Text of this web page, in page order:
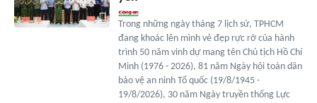
Trong những ngày tháng 7 lịch sử, TPHCM
đang khoác lên mình vẻ đẹp rực rỡ của hành
trình 50 năm vinh dự mang tên Chủ tịch Hồ Chí
Minh (1976 - 2026), 81 năm Ngày hội toàn dân
bảo vệ an ninh Tổ quốc (19/8/1945 -
19/8/2026), 30 năm Ngày truyền thống Lực